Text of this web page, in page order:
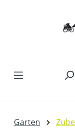
Garten